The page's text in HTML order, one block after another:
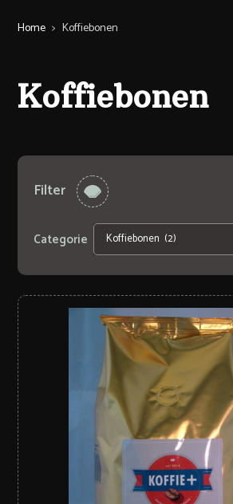
Home > Koffiebonen
Koffiebonen
Filter
Categorie